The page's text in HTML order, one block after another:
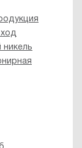
никель